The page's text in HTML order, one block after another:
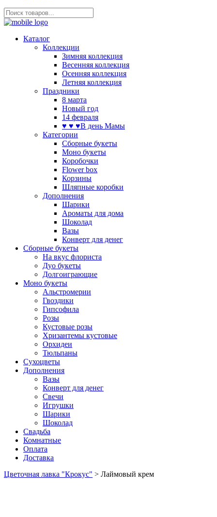
Каталог
Коллекции
Зимняя коллекция
Весенняя коллекция
Осенняя коллекция
Летняя коллекция
Праздники
8 марта
Новый год
14 февраля
♥ ♥ ♥В день Мамы
Категории
Сборные букеты
Моно букеты
Коробочки
Flower box
Корзины
Шляпные коробки
Дополнения
Шарики
Ароматы для дома
Шоколад
Вазы
Конверт для денег
Сборные букеты
На вкус флориста
Дуо букеты
Долгоиграющие
Моно букеты
Альстромерии
Гвоздики
Гипсофила
Розы
Кустовые розы
Хризантемы кустовые
Орхидеи
Тюльпаны
Сухоцветы
Дополнения
Вазы
Конверт для денег
Свечи
Игрушки
Шарики
Шоколад
Свадьба
Комнатные
Оплата
Доставка
Цветочная лавка "Крокус" > Лаймовый крем